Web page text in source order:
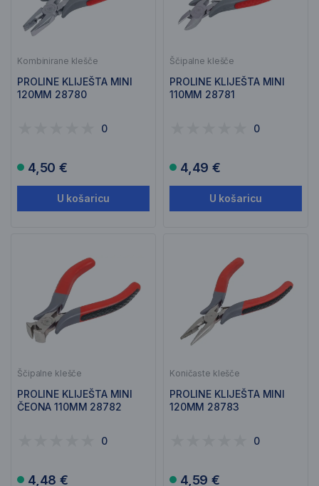
Kombinirane klešče
PROLINE KLIJEŠTA MINI
120MM 28780
0
4,50 €
U košaricu
Ščipalne klešče
PROLINE KLIJEŠTA MINI
110MM 28781
0
4,49 €
U košaricu
Ščipalne klešče
PROLINE KLIJEŠTA MINI
ČEONA 110MM 28782
0
4,48 €
Koničaste klešče
PROLINE KLIJEŠTA MINI
120MM 28783
0
4,59 €